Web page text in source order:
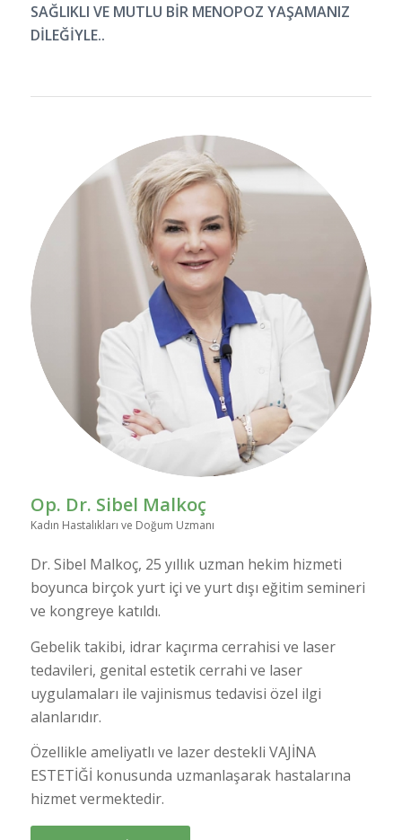
SAĞLIKLI VE MUTLU BİR MENOPOZ YAŞAMANIZ
DİLEĞİYLE..
Hakkımda
Op. Dr. Sibel Malkoç
Kadın Hastalıkları ve Doğum Uzmanı
Dr. Sibel Malkoç, 25 yıllık uzman hekim hizmeti
boyunca birçok yurt içi ve yurt dışı eğitim semineri
ve kongreye katıldı.
Gebelik takibi, idrar kaçırma cerrahisi ve laser
tedavileri, genital estetik cerrahi ve laser
uygulamaları ile vajinismus tedavisi özel ilgi
alanlarıdır.
Özellikle ameliyatlı ve lazer destekli VAJİNA
ESTETİĞİ konusunda uzmanlaşarak hastalarına
hizmet vermektedir.